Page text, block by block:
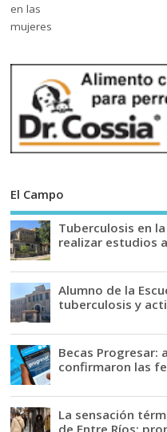
El Campo
Tuberculosis en
realizar estudios
Alumno de la
tuberculosis y
Becas Progresar:
confirmaron las
La sensación